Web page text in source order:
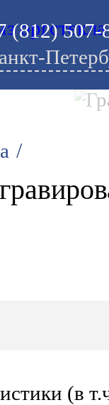
(812) 507-
/
(в